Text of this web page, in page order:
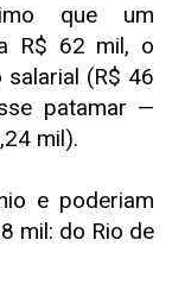
que um
R$ 62 mil, o
(R$ 46
patamar —
mil).
e poderiam
mil: do Rio de